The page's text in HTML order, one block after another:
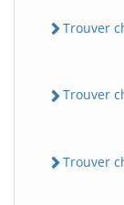
Trouver
Trouver
Trouver